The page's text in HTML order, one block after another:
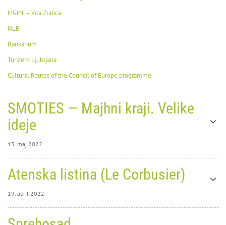
MGML – Vila Zlatica
NLB
Bankarium
Turizem Ljubljana
Cultural Routes of the Council of Europe programme
SMOTIES — Majhni kraji. Velike
ideje
13. maj 2022
13. maj 2022
Atenska listina (Le Corbusier)
19. april 2022